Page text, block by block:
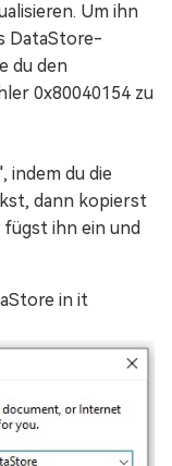
Um ihn
DataStore-
du den
0x80040154 zu
indem du die
dann kopierst
ihn ein und
in it